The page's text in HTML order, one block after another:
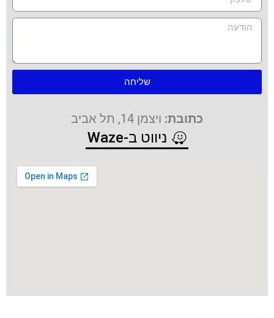
שליחה
כתובת: ויצמן 14, תל אביב
ניווט ב-Waze